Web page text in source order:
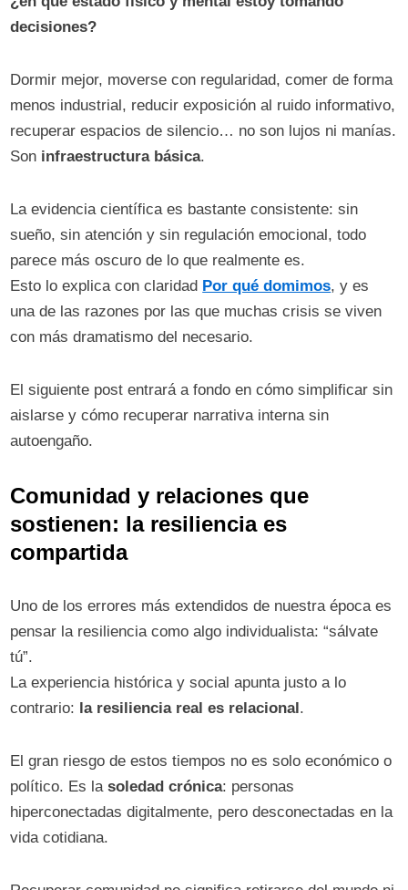
decisiones?
Dormir mejor, moverse con regularidad, comer de forma
menos industrial, reducir exposición al ruido informativo,
recuperar espacios de silencio… no son lujos ni manías.
Son infraestructura básica.
La evidencia científica es bastante consistente: sin
sueño, sin atención y sin regulación emocional, todo
parece más oscuro de lo que realmente es.
Esto lo explica con claridad Por qué domimos, y es
una de las razones por las que muchas crisis se viven
con más dramatismo del necesario.
El siguiente post entrará a fondo en cómo simplificar sin
aislarse y cómo recuperar narrativa interna sin
autoengaño.
Comunidad y relaciones que
sostienen: la resiliencia es
compartida
Uno de los errores más extendidos de nuestra época es
pensar la resiliencia como algo individualista: “sálvate
tú”.
La experiencia histórica y social apunta justo a lo
contrario: la resiliencia real es relacional.
El gran riesgo de estos tiempos no es solo económico o
político. Es lasoledad crónica: personas
hiperconectadas digitalmente, pero desconectadas en la
vida cotidiana.